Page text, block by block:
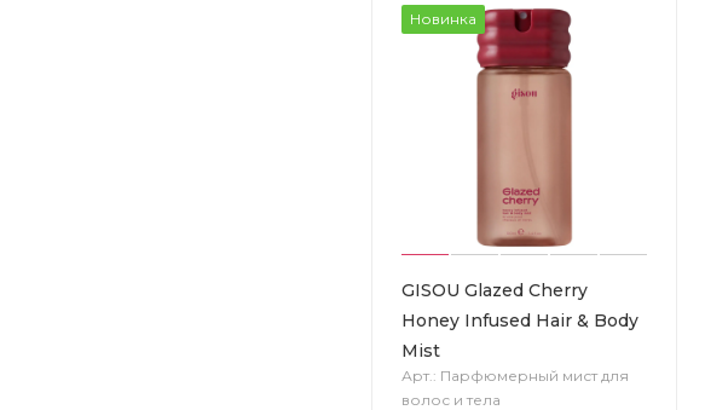
Новинка
GISOU Glazed Cherry
Honey Infused Hair & Body
Mist
Арт.: Парфюмерный мист для
волос и тела